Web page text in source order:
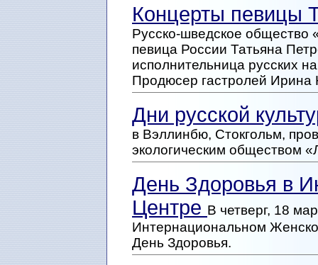
Концерты певицы
Русско-шведское общество
певица России Татьяна
исполнительница русских
Продюсер гастролей
Дни русской
в Вэллинбю, Стокгольм,
экологическим обществом
День Здоровья в
Центре В четверг, 18
Интернациональном
День Здоровья.